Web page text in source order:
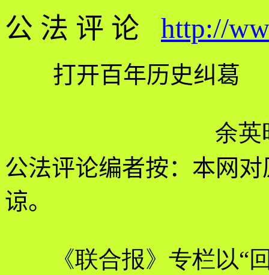
公 法 评 论 http://
打开百年历史纠葛
余英
公法评论编者按：本网
谅。
《联合报》专栏以“回